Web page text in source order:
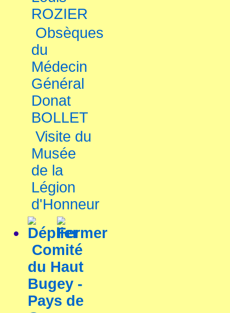
ROZIER
Obsèques
du
Médecin
Général
Donat
BOLLET
Visite du
Musée
de la
Légion
d'Honneur
Comité
du Haut
Bugey -
Pays de